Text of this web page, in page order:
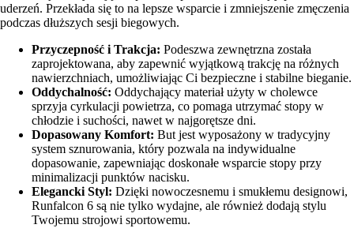
uderzeń. Przekłada się to na lepsze wsparcie i zmniejszenie zmęczenia
podczas dłuższych sesji biegowych.
Przyczepność i Trakcja: Podeszwa zewnętrzna została
zaprojektowana, aby zapewnić wyjątkową trakcję na różnych
nawierzchniach, umożliwiając Ci bezpieczne i stabilne bieganie.
Oddychalność: Oddychający materiał użyty w cholewce
sprzyja cyrkulacji powietrza, co pomaga utrzymać stopy w
chłodzie i suchości, nawet w najgorętsze dni.
Dopasowany Komfort: But jest wyposażony w tradycyjny
system sznurowania, który pozwala na indywidualne
dopasowanie, zapewniając doskonałe wsparcie stopy przy
minimalizacji punktów nacisku.
Elegancki Styl: Dzięki nowoczesnemu i smukłemu designowi,
Runfalcon 6 są nie tylko wydajne, ale również dodają stylu
Twojemu strojowi sportowemu.